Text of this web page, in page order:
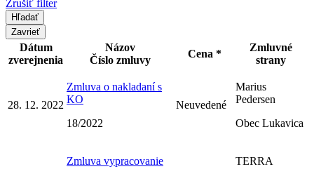
Zrušiť filter
Zavrieť
Dátum
zverejnenia
Názov
Číslo zmluvy
Cena *
Zmluvné
strany
28. 12. 2022
Zmluva o nakladaní s
KO
18/2022
Neuvedené
Marius
Pedersen
Obec Lukavica
Zmluva vypracovanie
TERRA